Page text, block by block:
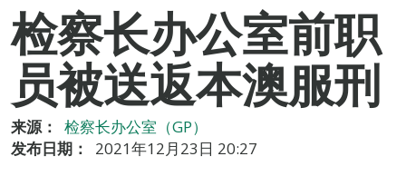
检察长办公室前职
员被送返本澳服刑
来源：
检察长办公室（GP）
发布日期：
2021年12月23日 20:27